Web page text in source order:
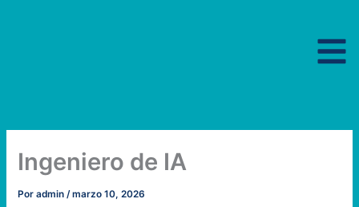
Ingeniero de IA
Poradmin/marzo 10, 2026